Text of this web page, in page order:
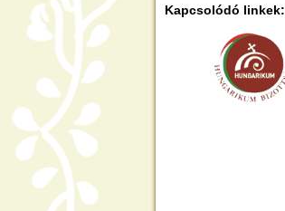
Kapcsolódó linkek: